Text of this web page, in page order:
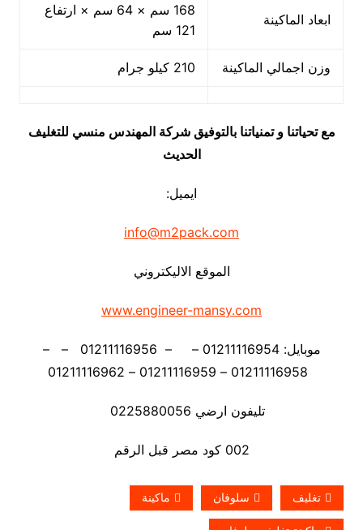
ابعاد الماكينة
168 سم × 64 سم × ارتفاع
121 سم
وزن اجمالي الماكينة 210 كيلو جرام
مع تحياتنا و تمنياتنا بالتوفيق شركة المهندس منسي للتغليف
الحديث
ايميل:
info@m2pack.com
الموقع الاليكتروني
www.engineer-mansy.com
موبايل: 01211116954 – – 01211116956 – –
تليفون ارضي 0225880056
002 كود مصر قبل الرقم
تغليف سلوفان ماكينة